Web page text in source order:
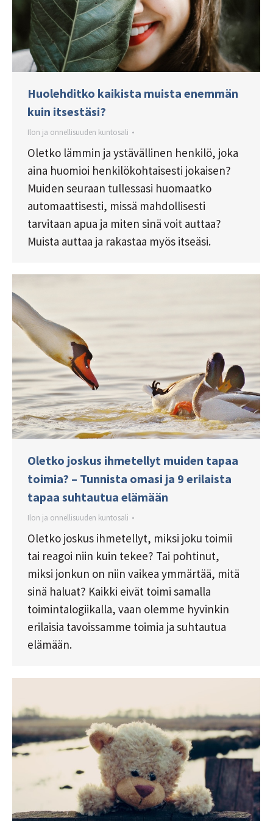
Huolehditko kaikista muista enemmän
kuin itsestäsi?
Ilon ja onnellisuuden kuntosali
Oletko lämmin ja ystävällinen henkilö, joka
aina huomioi henkilökohtaisesti jokaisen?
Muiden seuraan tullessasi huomaatko
automaattisesti, missä mahdollisesti
tarvitaan apua ja miten sinä voit auttaa?
Muista auttaa ja rakastaa myös itseäsi.
Oletko joskus ihmetellyt muiden tapaa
toimia? – Tunnista omasi ja 9 erilaista
tapaa suhtautua elämään
Ilon ja onnellisuuden kuntosali
Oletko joskus ihmetellyt, miksi joku toimii
tai reagoi niin kuin tekee? Tai pohtinut,
miksi jonkun on niin vaikea ymmärtää, mitä
sinä haluat? Kaikki eivät toimi samalla
toimintalogiikalla, vaan olemme hyvinkin
erilaisia tavoissamme toimia ja suhtautua
elämään.